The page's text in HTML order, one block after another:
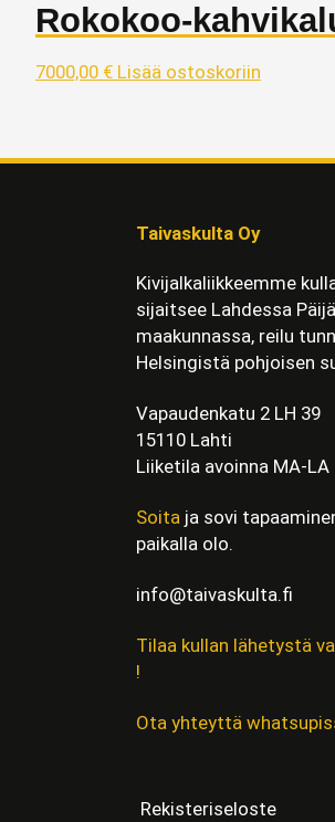
Rokokoo-
7000,00 € Lisää ostoskoriin
Taivaskulta Oy
Kivijalkaliikkeemme
sijaitsee Lahdessa
maakunnassa, reilu
Helsingistä pohjoisen
Vapaudenkatu 2 LH 39
15110 Lahti
Liiketila avoinna MA-LA
Soita ja sovi
paikalla olo.
info@taivaskulta.fi
Tilaa kullan lähetystä
!
Ota yhteyttä
Rekisteriseloste